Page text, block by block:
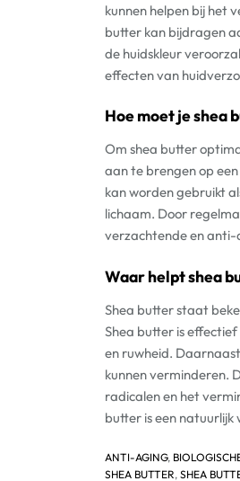
kunnen helpen bij het
butter kan bijdragen
de huidskleur
effecten van
Hoe moet je shea
Om shea butter
aan te brengen op
kan worden gebruikt
lichaam. Door
verzachtende en anti-
Waar helpt shea
Shea butter staat
Shea butter is
en ruwheid.
kunnen verminderen.
radicalen en het
butter is een
ANTI-AGING,
SHEA BUTTER, SHEA